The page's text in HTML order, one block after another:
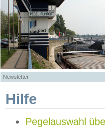
Newsletter
Hilfe
Pegelauswahl